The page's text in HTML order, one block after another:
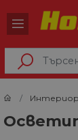
Интериор